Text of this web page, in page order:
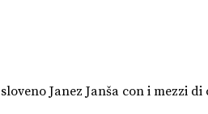
Janez Janša con i mezzi di